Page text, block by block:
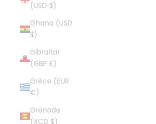
(USD $)
Ghana (USD
$)
Gibraltar
(GBP £)
Grèce (EUR
€)
Grenade
(XCD $)